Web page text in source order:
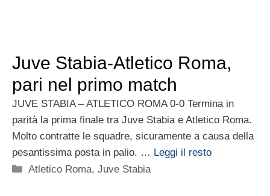
Juve Stabia-Atletico Roma,
pari nel primo match
JUVE STABIA – ATLETICO ROMA 0-0 Termina in
parità la prima finale tra Juve Stabia e Atletico Roma.
Molto contratte le squadre, sicuramente a causa della
pesantissima posta in palio. … Leggi il resto
Categorie
Atletico Roma,Juve Stabia